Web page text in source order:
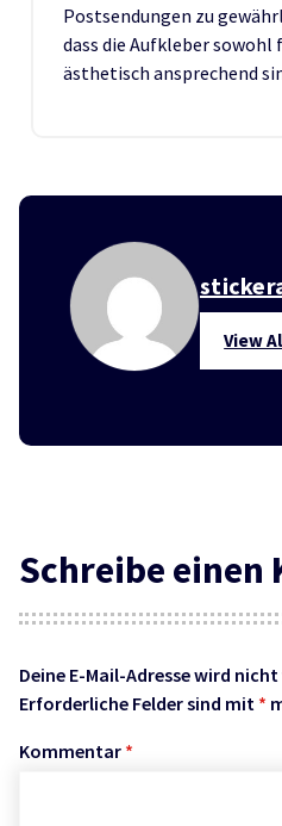
Postsendungen zu
dass die Aufkleber
ästhetisch ansprechend
View
Schreibe einen
Deine E-Mail-Adresse wird
Erforderliche Felder sind mit *
Kommentar *